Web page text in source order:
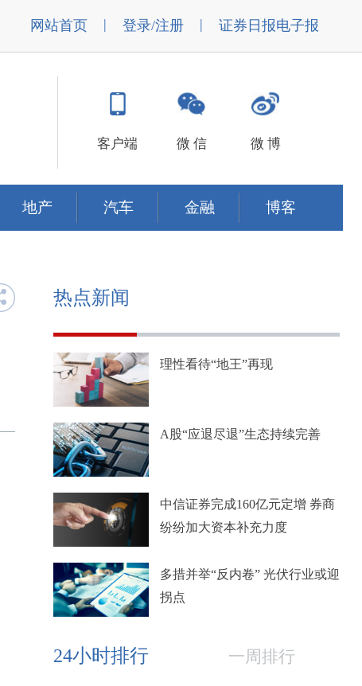
网站首页 | 登录/注册 | 证券日报电子报
客户端 微 信 微 博
地产 汽车 金融 博客
热点新闻
理性看待“地王”再现
A股“应退尽退”生态持续完善
中信证券完成160亿元定增 券商
纷纷加大资本补充力度
多措并举“反内卷” 光伏行业或迎
拐点
24小时排行 一周排行